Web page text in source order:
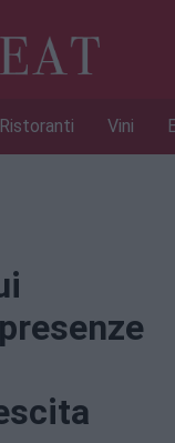
Ristoranti Vini